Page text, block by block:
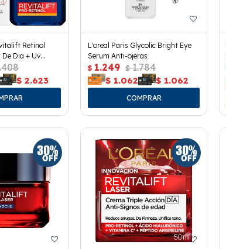
Retinol
Dia + Uv
$ 2.623
L'oreal Paris Glycolic Bright Eye
Serum Anti-ojeras
$ 1.249 $ 1.784
$ 1.062 $ 1.062